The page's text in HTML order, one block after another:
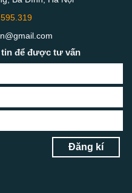
tin để được tư vấn
Đăng kí